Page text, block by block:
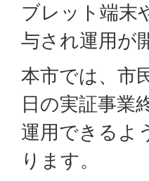
ブレット端末
与され運用が
本市では、市
日の実証事業
運用できるよ
ります。